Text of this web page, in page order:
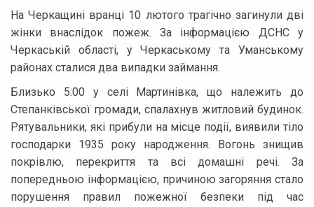
На Черкащині вранці 10 лютого трагічно загинули дві
жінки внаслідок пожеж. За інформацією ДСНС у
Черкаській області, у Черкаському та Уманському
районах сталися два випадки займання.
Близько 5:00 у селі Мартинівка, що належить до
Степанківської громади, спалахнув житловий будинок.
Рятувальники, які прибули на місце події, виявили тіло
господарки 1935 року народження. Вогонь знищив
покрівлю, перекриття та всі домашні речі. За
попередньою інформацією, причиною загоряння стало
порушення правил пожежної безпеки під час